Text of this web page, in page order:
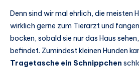
Denn sind wir mal ehrlich, die meisten
wirklich gerne zum Tierarzt und
bocken, sobald sie nur das Haus
befindet. Zumindest kleinen Hunden
Tragetasche ein Schnippchen